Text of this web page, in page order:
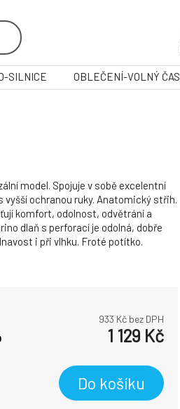
SILNICE OBLEČENÍ-VOLNÝ ČAS
model. Spojuje v sobě excelentní
vyšší ochranou ruky. Anatomický střih.
komfort, odolnost, odvětrání a
dlaň s perforací je odolná, dobře
i při vlhku. Froté potítko.
933 Kč bez DPH
1 129 Kč
Do košíku